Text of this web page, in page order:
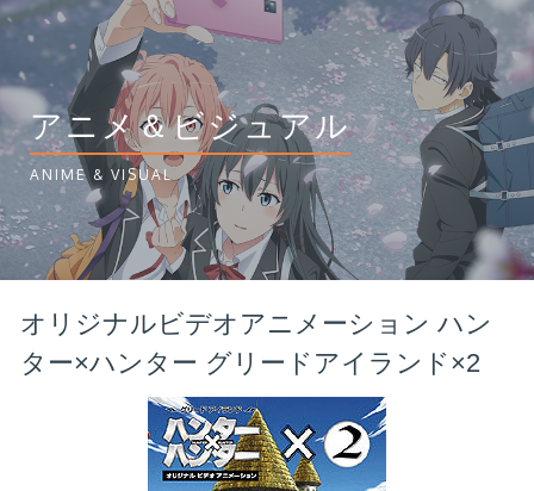
アニメ＆ビジュアル
ANIME & VISUAL
オリジナルビデオアニメーション ハン
ター×ハンター グリードアイランド×2